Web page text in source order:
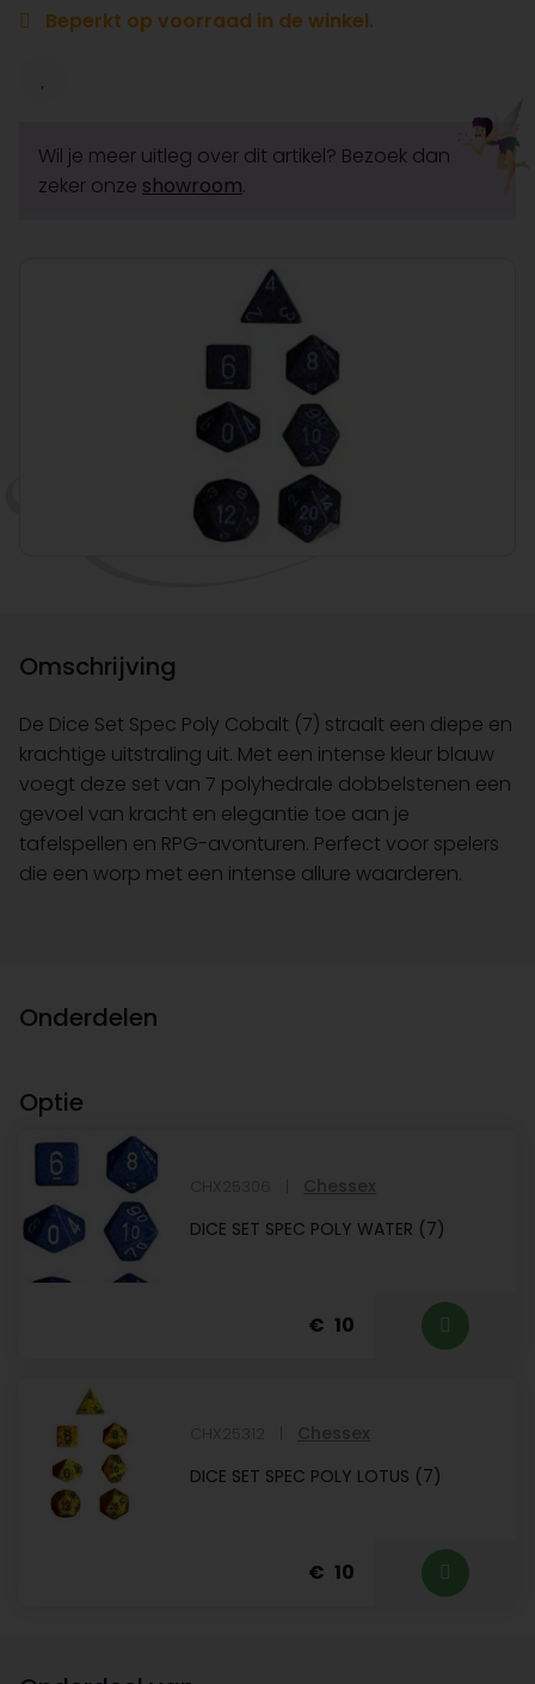
Beperkt op voorraad in de winkel.
Wil je meer uitleg over dit artikel? Bezoek dan
zeker onze showroom.
Omschrijving
De Dice Set Spec Poly Cobalt (7) straalt een diepe en
krachtige uitstraling uit. Met een intense kleur blauw
voegt deze set van 7 polyhedrale dobbelstenen een
gevoel van kracht en elegantie toe aan je
tafelspellen en RPG-avonturen. Perfect voor spelers
die een worp met een intense allure waarderen.
Onderdelen
Optie
Chessex
DICE SET SPEC POLY WATER (7)
10
Chessex
DICE SET SPEC POLY LOTUS (7)
10